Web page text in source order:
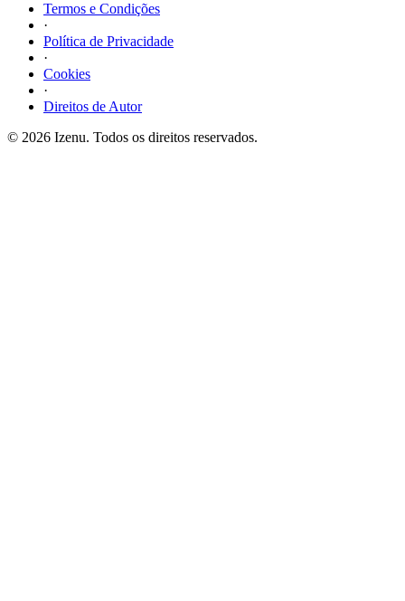
Termos e Condições
·
Política de Privacidade
·
Cookies
·
Direitos de Autor
© 2026 Izenu. Todos os direitos reservados.